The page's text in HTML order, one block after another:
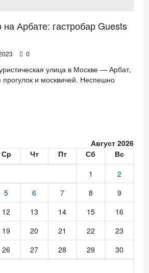
Арбате: гастробар Guests
0
улица в Москве — Арбат,
прогулок и москвичей. Неспешно
Август 2026
Ср Чт Пт Сб
Вс
1
2
5 6 7 8
9
12 13 14 15
16
19 20 21 22
23
26 27 28 29
30